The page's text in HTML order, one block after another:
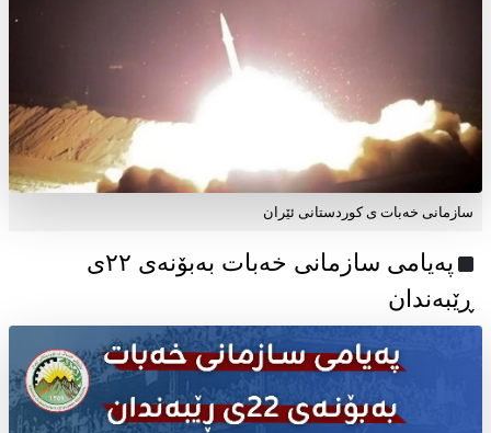
سازمانی خەبات ی کوردستانی ئێران
پەیامی سازمانی خەبات بەبۆنەی ۲۲ی
ڕێبەندان